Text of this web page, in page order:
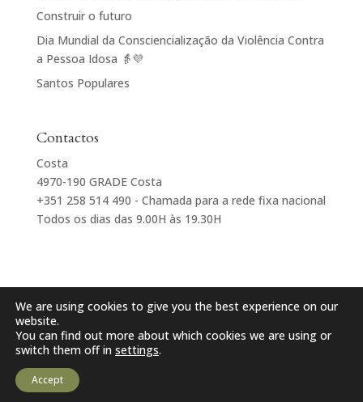
Construir o futuro
Dia Mundial da Consciencialização da Violência Contra
a Pessoa Idosa 👵💜
Santos Populares
Contactos
Costa
4970-190 GRADE Costa
+351 258 514 490 - Chamada para a rede fixa nacional
Todos os dias das 9.00H às 19.30H
Centro Paroquial e Social de Sta Maria de Grade
POLÍTICA DE PRIVACIDADE
We are using cookies to give you the best experience on our
website.
You can find out more about which cookies we are using or
switch them off in settings.
Accept